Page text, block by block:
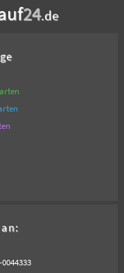
24.de
0044333